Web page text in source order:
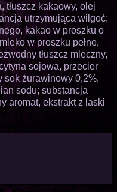
tłuszcz kakaowy, olej
utrzymująca wilgoć:
kakao w proszku o
w proszku pełne,
tłuszcz mleczny,
sojowa, przecier
sok żurawinowy 0,2%,
sodu; substancja
aromat, ekstrakt z laski